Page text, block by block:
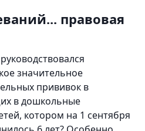
правовая
значительное
прививок в
в дошкольные
котором на 1 сентября